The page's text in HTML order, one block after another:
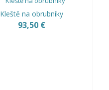
Kleště na obrubníky
93,50 €